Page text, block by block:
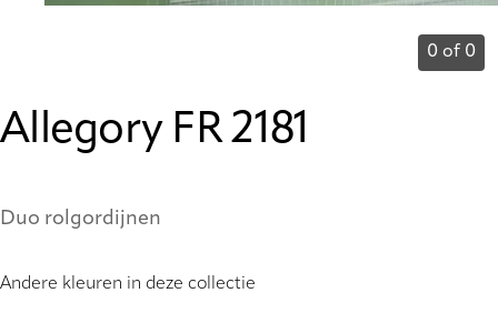
0 of 0
Allegory FR 2181
Duo rolgordijnen
Andere kleuren in deze collectie